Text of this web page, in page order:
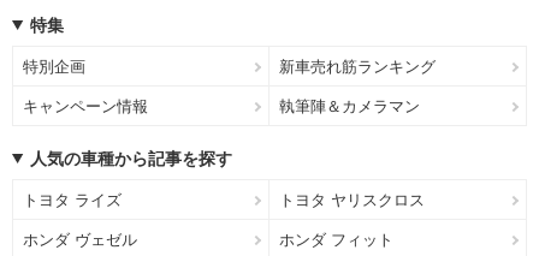
特集
特別企画 新車売れ筋ランキング
キャンペーン情報 執筆陣＆カメラマン
人気の車種から記事を探す
トヨタ ライズ トヨタ ヤリスクロス
ホンダ ヴェゼル ホンダ フィット